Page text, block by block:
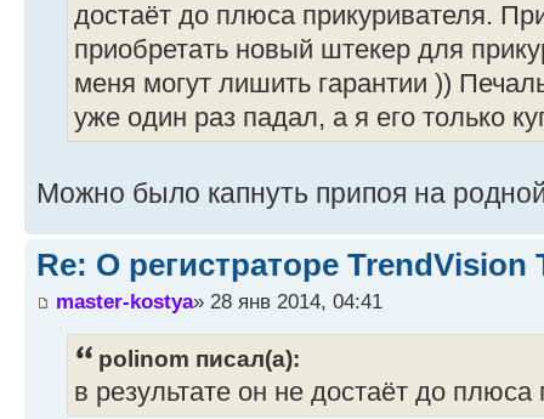
достаёт до плюса прикуривателя.
приобретать новый штекер для
меня могут лишить гарантии ))
уже один раз падал, а я его только
Можно было капнуть припоя на
Re: О регистраторе TrendVision
master-kostya» 28 янв 2014, 04:41
polinom писал(а):
в результате он не достаёт до плюса